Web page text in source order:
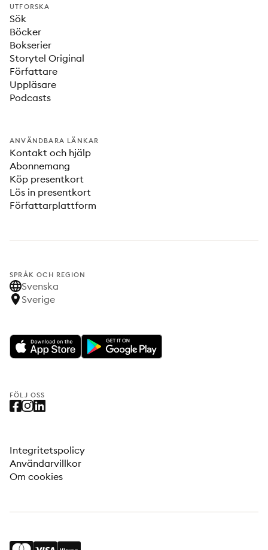
UTFORSKA
Sök
Böcker
Bokserier
Storytel Original
Författare
Uppläsare
Podcasts
ANVÄNDBARA LÄNKAR
Kontakt och hjälp
Abonnemang
Köp presentkort
Lös in presentkort
Författarplattform
SPRÅK OCH REGION
Svenska
Sverige
FÖLJ OSS
Integritetspolicy
Användarvillkor
Om cookies